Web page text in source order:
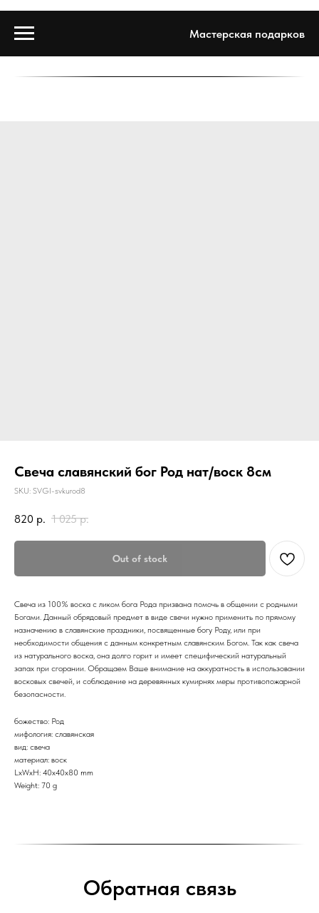
Мастерская подарков
Свеча славянский бог Род нат/воск 8см
SKU: SVGI-svkurod8
820 р. 1 025 р.
Out of stock
Свеча из 100% воска с ликом бога Рода призвана помочь в общении с родными
Богами. Данный обрядовый предмет в виде свечи нужно применить по прямому
назначению в славянские праздники, посвященные богу Роду, или при
необходимости общения с данным конкретным славянским Богом. Так как свеча
из натурального воска, она долго горит и имеет специфический натуральный
запах при сгорании. Обращаем Ваше внимание на аккуратность в использовании
восковых свечей, и соблюдение на деревянных кумирнях меры противопожарной
безопасности.
божество: Род
мифология: славянская
вид: свеча
материал: воск
LxWxH: 40x40x80 mm
Weight: 70 g
Обратная связь